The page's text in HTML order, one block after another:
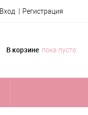
Вход Регистрация
В корзине пока пусто